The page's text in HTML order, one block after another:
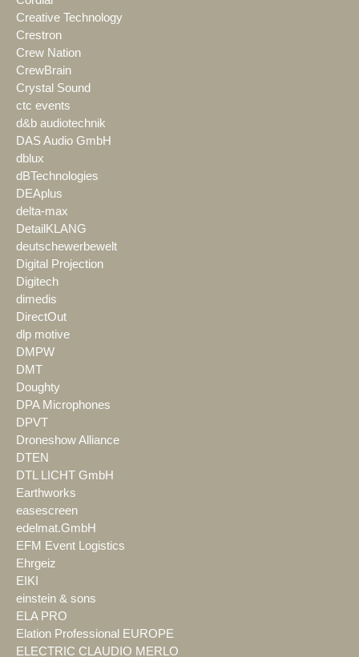
Creative Technology
Crestron
Crew Nation
CrewBrain
Crystal Sound
ctc events
d&b audiotechnik
DAS Audio GmbH
dblux
dBTechnologies
DEAplus
delta-max
DetailKLANG
deutschewerbewelt
Digital Projection
Digitech
dimedis
DirectOut
dlp motive
DMPW
DMT
Doughty
DPA Microphones
DPVT
Droneshow Alliance
DTEN
DTL LICHT GmbH
Earthworks
easescreen
edelmat.GmbH
EFM Event Logistics
Ehrgeiz
EIKI
einstein & sons
ELA PRO
Elation Professional EUROPE
ELECTRIC CLAUDIO MERLO